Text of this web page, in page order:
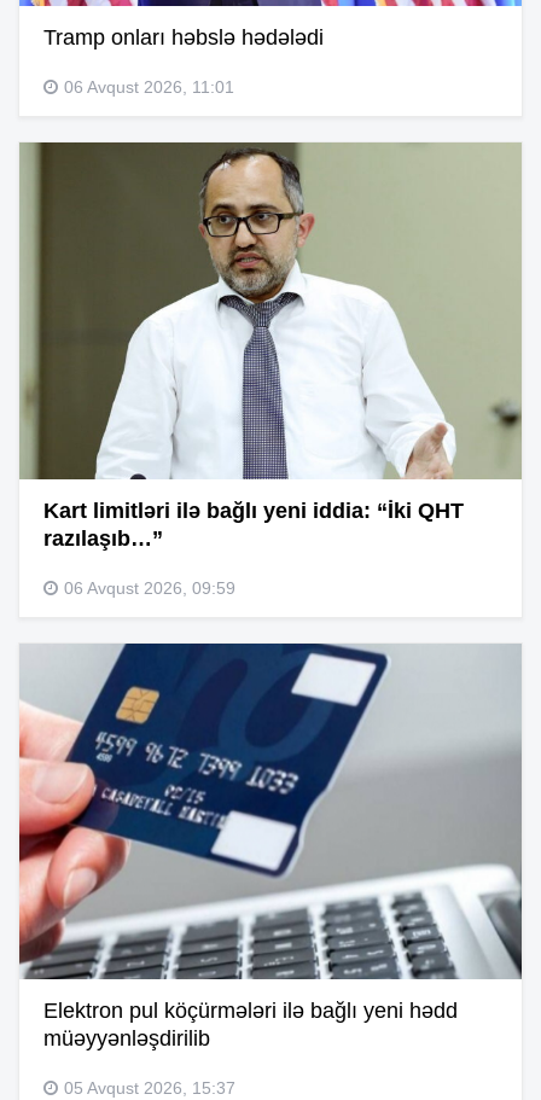
Tramp onları həbslə hədələdi
06 Avqust 2026, 11:01
Kart limitləri ilə bağlı yeni iddia: “İki QHT
razılaşıb…”
06 Avqust 2026, 09:59
Elektron pul köçürmələri ilə bağlı yeni hədd
müəyyənləşdirilib
05 Avqust 2026, 15:37